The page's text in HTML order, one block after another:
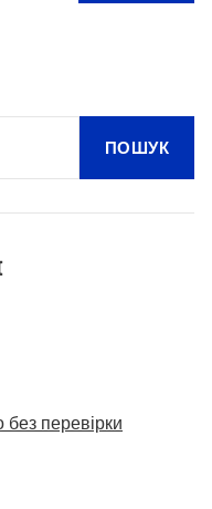
ПОШУК
без перевірки